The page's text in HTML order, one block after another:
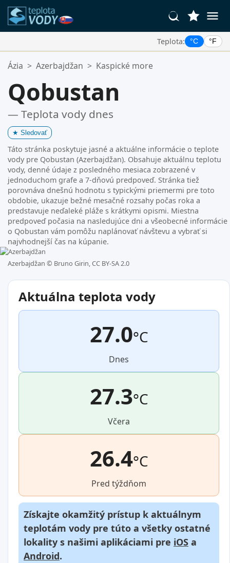
Teplota: °C °F
Vaše Obľúbené Lokality:
Ázia > Azerbajdžan > Kaspické more
Qobustan
— Teplota vody dnes
★ Sledovať
Táto stránka poskytuje jasné a aktuálne informácie o teplote
vody pre Qobustan (Azerbajdžan). Obsahuje aktuálnu teplotu
vody, denné údaje z posledného mesiaca zobrazené v
jednoduchom grafe a 7-dňovú predpoveď. Stránka tiež
porovnáva dnešnú hodnotu s typickými priemermi pre toto
obdobie, ukazuje bežné mesačné rozsahy počas roka a
predstavuje neďaleké pláže s krátkymi opismi. Miestna
predpoveď počasia na nasledujúce dni a všeobecné informácie
o Qobustan vám pomôžu naplánovať návštevu a vybrať si
najvhodnejší čas na kúpanie.
Azerbajdžan © Bruno Girin, CC BY-SA 2.0
Aktuálna teplota vody
27.0°C
Dnes
27.3°C
Včera
26.4°C
Pred týždňom
Získajte okamžitý prístup k aktuálnym
teplotám vody pre túto a všetky ostatné
lokality s našimi aplikáciami pre iOS a
Android.